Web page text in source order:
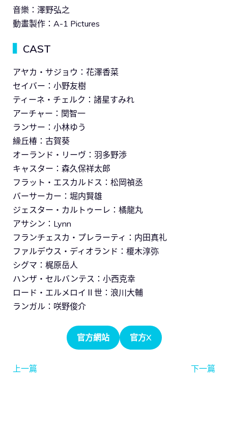
音樂：澤野弘之
動畫製作：A-1 Pictures
CAST
アヤカ・サジョウ：花澤香菜
セイバー：小野友樹
ティーネ・チェルク：諸星すみれ
アーチャー：関智一
ランサー：小林ゆう
繰丘椿：古賀葵
オーランド・リーヴ：羽多野渉
キャスター：森久保祥太郎
フラット・エスカルドス：松岡禎丞
バーサーカー：堀内賢雄
ジェスター・カルトゥーレ：橘龍丸
アサシン：Lynn
フランチェスカ・プレラーティ：内田真礼
ファルデウス・ディオランド：榎木淳弥
シグマ：梶原岳人
ハンザ・セルバンテス：小西克幸
ロード・エルメロイⅡ世：浪川大輔
ランガル：咲野俊介
官方網站 官方X
上一篇 下一篇